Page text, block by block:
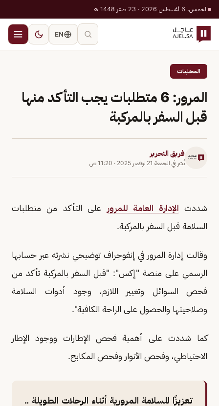
الخميس، 6 أغسطس 2026 · 23 صفر 1448 هـ
EN
المحليات
المرور: 6 متطلبات يجب التأكد منها
قبل السفر بالمركبة
فريق التحرير
نُشر في الجمعة 21 نوفمبر 2025 · 11:20 ص
شددت الإدارة العامة للمرور
على التأكد من متطلبات
السلامة قبل السفر بالمركبة.
وقالت إدارة المرور في إنفوجراف توضيحي نشرته عبر حسابها
الرسمي على منصة "إكس": "قبل السفر بالمركبة تأكد من
فحص السوائل وتغيير اللازم، وجود أدوات السلامة
وصلاحيتها والحصول على الراحة الكافية".
كما شددت على أهمية فحص الإطارات ووجود الإطار
الاحتياطي، وفحص الأنوار وفحص المكابح.
تعزيزًا للسلامة المرورية أثناء الرحلات الطويلة ..